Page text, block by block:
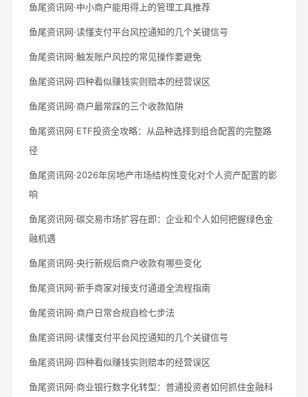
鱼尾资讯网·中小商户能用得上的管理工具推荐
鱼尾资讯网·读懂支付平台风控通知的几个关键信号
鱼尾资讯网·触发账户风控的常见操作要避免
鱼尾资讯网·四种看似赚钱实则赔本的经营误区
鱼尾资讯网·商户最常踩的三个收款陷阱
鱼尾资讯网·ETF投资全攻略：从品种选择到组合配置的完整路
径
鱼尾资讯网·2026年房地产市场结构性变化对个人资产配置的影
响
鱼尾资讯网·碳交易市场扩容在即：企业和个人如何把握绿色金
融机遇
鱼尾资讯网·央行新规后商户收款有哪些变化
鱼尾资讯网·新手商家对接支付通道全流程指南
鱼尾资讯网·商户日常合规自检七步法
鱼尾资讯网·读懂支付平台风控通知的几个关键信号
鱼尾资讯网·四种看似赚钱实则赔本的经营误区
鱼尾资讯网·商业银行数字化转型：普通投资者如何抓住金融科